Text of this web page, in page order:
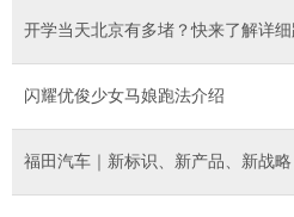
开学当天北京有多堵？快来了解详
闪耀优俊少女马娘跑法介绍
福田汽车｜新标识、新产品、新战